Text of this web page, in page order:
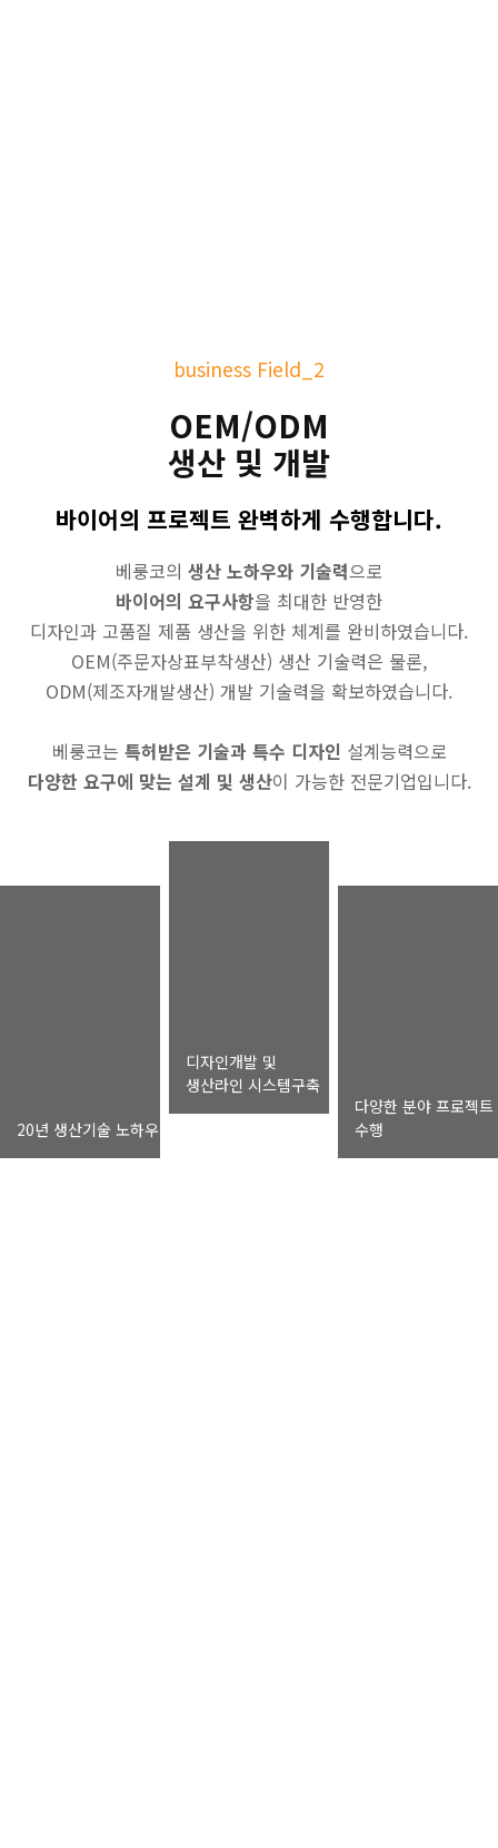
business Field_2
OEM/ODM
생산 및 개발
바이어의 프로젝트 완벽하게 수행합니다.
베룽코의 생산 노하우와 기술력으로
바이어의 요구사항을 최대한 반영한
디자인과 고품질 제품 생산을 위한 체계를 완비하였습니다.
OEM(주문자상표부착생산) 생산 기술력은 물론,
ODM(제조자개발생산) 개발 기술력을 확보하였습니다.
베룽코는 특허받은 기술과 특수 디자인 설계능력으로
다양한 요구에 맞는 설계 및 생산이 가능한 전문기업입니다.
20년 생산기술 노하우
디자인개발 및
생산라인 시스템구축
다양한 분야 프로젝트
수행